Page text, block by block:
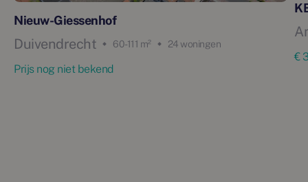
Nieuw-Giessenhof
Duivendrecht 60 - 111 m² 24 woningen
Prijs nog niet bekend
€